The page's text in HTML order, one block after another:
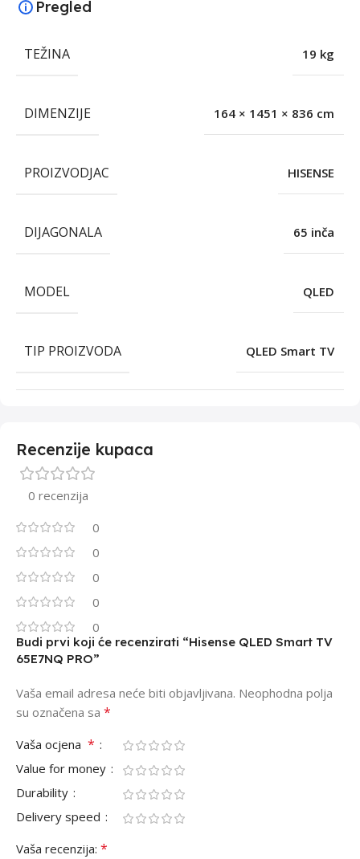
Pregled
TEŽINA 19 kg
DIMENZIJE 164 × 1451 × 836 cm
PROIZVODJAC HISENSE
DIJAGONALA 65 inča
MODEL QLED
TIP PROIZVODA QLED Smart TV
Recenzije kupaca
0 recenzija
0
0
0
0
0
Budi prvi koji će recenzirati “Hisense QLED Smart TV
65E7NQ PRO”
Vaša email adresa neće biti objavljivana. Neophodna polja
su označena sa *
Vaša ocjena *
Value for money
Durability
Delivery speed
Vaša recenzija: *